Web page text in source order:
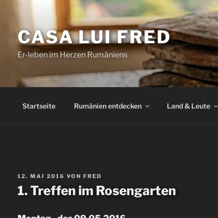
springenCASA LUI FRED
Er-leben im Herzen Rumäniens
Startseite Rumänien entdecken Land & Leute
VERÖFFENTLICHT
AM
12. MAI 2016 VON FRED
1. Treffen im Rosengarten